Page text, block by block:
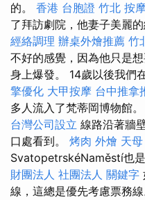
的。 香港 台胞證 竹北 按
了拜訪劇院，他妻子美麗
經絡調理 辦桌外燴推薦 竹
不好的感覺，因為他只是
身上爆發。 14歲以後我們
擎優化 大甲按摩 台中推拿
多人流入了梵蒂岡博物館。
台灣公司設立 線路沿著牆
口處看到。 烤肉 外燴 天
SvatopetrskéNaměstí也是
財團法人 社團法人 關鍵字
線，這總是優先考慮票務